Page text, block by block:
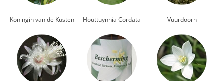
Koningin van de Kusten Houttuynnia Cordata Vuurdoorn